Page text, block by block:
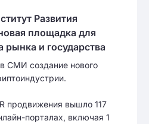
Развития
площадка для
рынка и государства
СМИ создание нового
продвижения вышло 117
порталах, включая 1